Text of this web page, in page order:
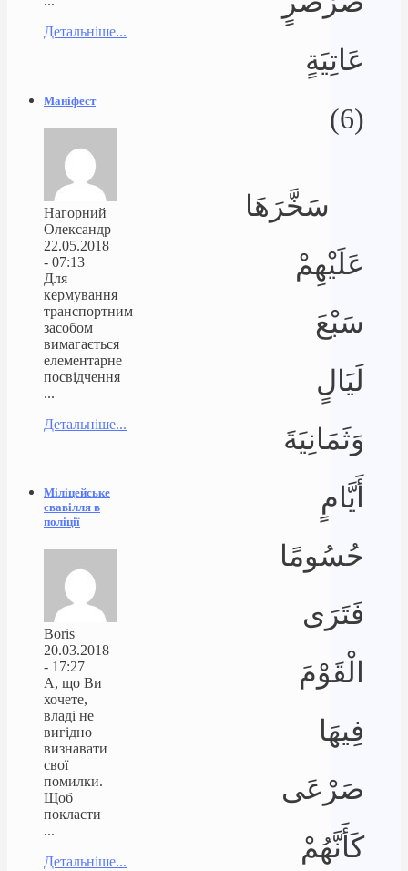
عَاتِيَةٍ
(6)
سَخَّرَهَا
عَلَيْهِمْ
سَبْعَ
لَيَالٍ
وَثَمَانِيَةَ
أَيَّامٍ
حُسُومًا
فَتَرَى
الْقَوْمَ
فِيهَا
صَرْعَى
كَأَنَّهُمْ
Детальніше...
Маніфест
Нагорний
Олександр
22.05.2018
- 07:13
Для
кермування
транспортним
засобом
вимагається
елементарне
посвідчення
...
Детальніше...
Міліцейське
свавілля в
поліції
Boris
20.03.2018
- 17:27
А, що Ви
хочете,
владі не
вигідно
визнавати
свої
помилки.
Щоб
покласти
...
Детальніше...